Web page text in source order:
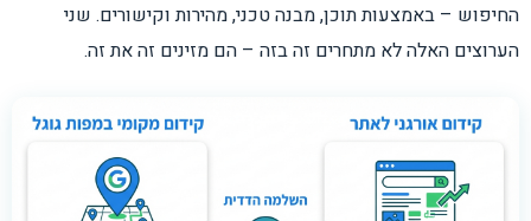
החיפוש – באמצעות תוכן, מבנה טכני, מהירות וקישורים. שני
הערוצים האלה לא מתחרים זה בזה – הם מזינים זה את זה.